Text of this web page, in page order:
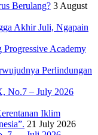
Berulang? 3 August
Akhir Juli, Ngapain
Progressive Academy
Perlindungan
No.7 – July 2026
Iklim
21 July 2026